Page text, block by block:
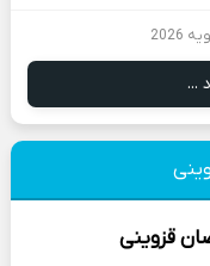
...
قزوینی